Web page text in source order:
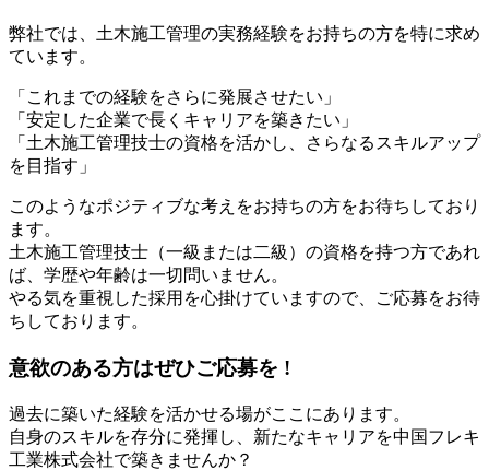
弊社では、土木施工管理の実務経験をお持ちの方を特に求め
ています。
「これまでの経験をさらに発展させたい」
「安定した企業で長くキャリアを築きたい」
「土木施工管理技士の資格を活かし、さらなるスキルアップ
を目指す」
このようなポジティブな考えをお持ちの方をお待ちしており
ます。
土木施工管理技士（一級または二級）の資格を持つ方であれ
ば、学歴や年齢は一切問いません。
やる気を重視した採用を心掛けていますので、ご応募をお待
ちしております。
意欲のある方はぜひご応募を !
過去に築いた経験を活かせる場がここにあります。
自身のスキルを存分に発揮し、新たなキャリアを中国フレキ
工業株式会社で築きませんか？